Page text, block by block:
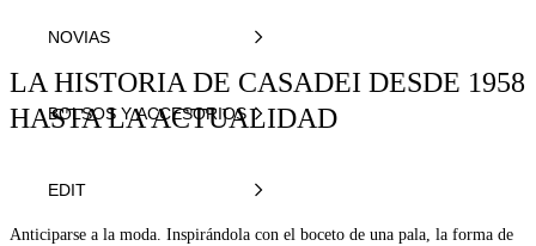
NOVIAS
BOLSOS Y ACCESORIOS
EDIT
LA HISTORIA DE CASADEI DESDE 1958
HASTA LA ACTUALIDAD
Anticiparse a la moda. Inspirándola con el boceto de una pala, la forma de